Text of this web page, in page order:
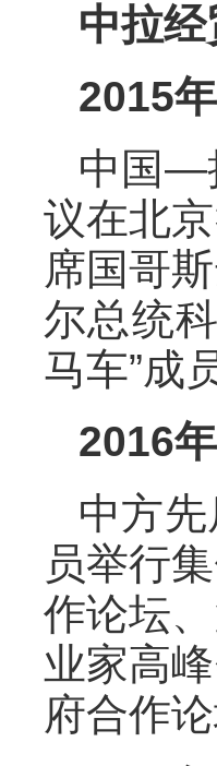
中拉
2015
中国—
议在北
席国哥
尔总统
马车”成
2016年
中方
员举行
作论坛
业家高
府合作